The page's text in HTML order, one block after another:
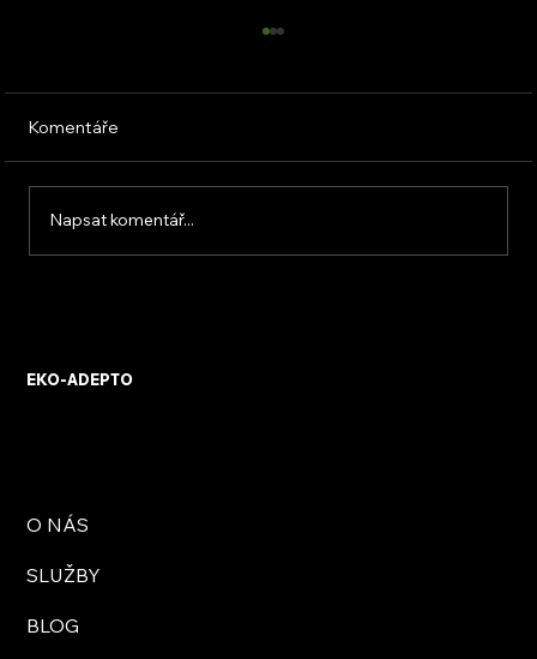
Komentáře
Napsat komentář...
EKO-ADEPTO
O NÁS
SLUŽBY
BLOG